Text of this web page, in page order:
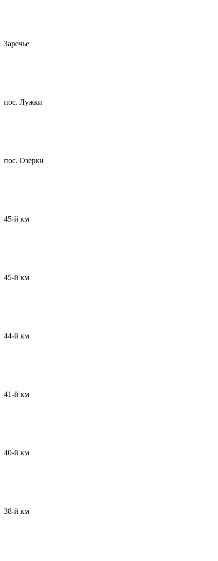
Заречье
пос. Лужки
пос. Озерки
45-й км
45-й км
44-й км
41-й км
40-й км
38-й км